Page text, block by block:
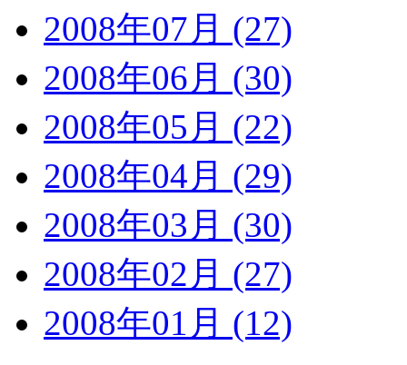
2008年07月 (27)
2008年06月 (30)
2008年05月 (22)
2008年04月 (29)
2008年03月 (30)
2008年02月 (27)
2008年01月 (12)